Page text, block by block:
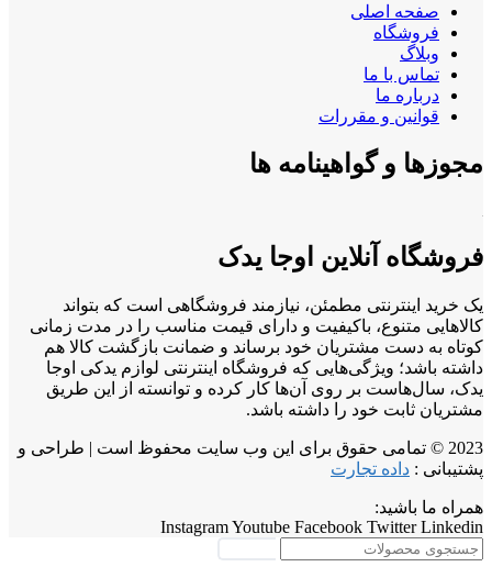
صفحه اصلی
فروشگاه
وبلاگ
تماس با ما
درباره ما
قوانین و مقررات
مجوزها و گواهینامه ها
فروشگاه آنلاین اوجا یدک
یک خرید اینترنتی مطمئن، نیازمند فروشگاهی است که بتواند
کالاهایی متنوع، باکیفیت و دارای قیمت مناسب را در مدت زمانی
کوتاه به دست مشتریان خود برساند و ضمانت بازگشت کالا هم
داشته باشد؛ ویژگی‌هایی که فروشگاه اینترنتی لوازم یدکی اوجا
یدک، سال‌هاست بر روی آن‌ها کار کرده و توانسته از این طریق
مشتریان ثابت خود را داشته باشد.
2023 © تمامی حقوق برای این وب سایت محفوظ است | طراحی و
پشتیبانی : داده تجارت
همراه ما باشید:
InstagramYoutube Facebook Twitter Linkedin